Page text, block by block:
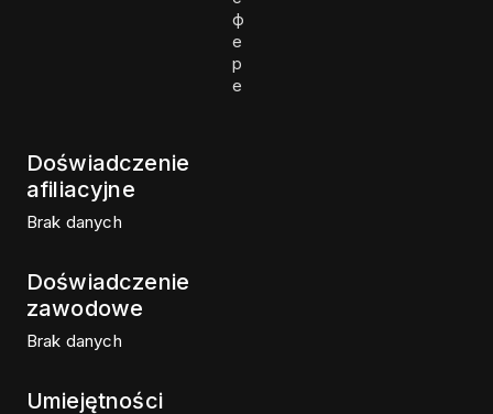
ф
е
р
е
Doświadczenie
afiliacyjne
Brak danych
Doświadczenie
zawodowe
Brak danych
Umiejętności